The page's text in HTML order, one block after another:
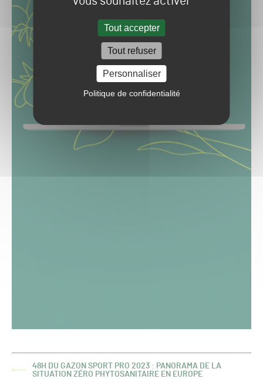
Tout accepter
Tout refuser
Personnaliser
Politique de confidentialité
ARTICLE
48H DU GAZON SPORT PRO 2023 : PANORAMA DE LA
SITUATION ZÉRO PHYTOSANITAIRE EN EUROPE